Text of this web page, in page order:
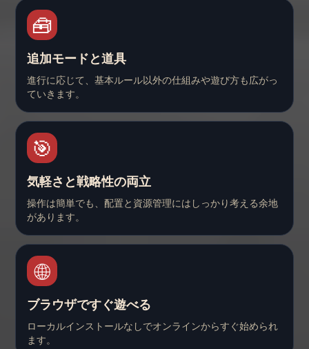
🧰
追加モードと道具
進行に応じて、基本ルール以外の仕組みや遊び方も広がっ
ていきます。
🎯
気軽さと戦略性の両立
操作は簡単でも、配置と資源管理にはしっかり考える余地
があります。
🌐
ブラウザですぐ遊べる
ローカルインストールなしでオンラインからすぐ始められ
ます。